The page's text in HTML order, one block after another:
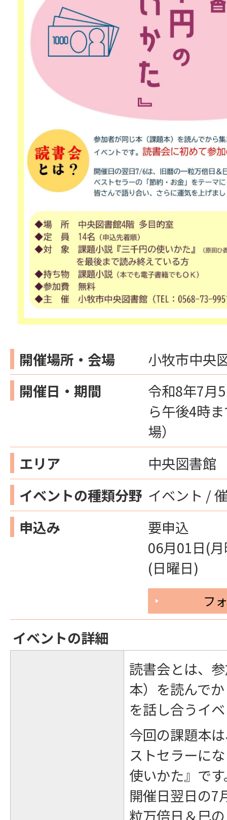
開催場所・会場
小牧市中央
開催日・期間
令和8年7月
ら午後4時
場）
エリア
中央図書館
イベントの種類分野 イベント /
申込み
要申込
06月01日(
(日曜日)
フ
イベントの詳細
読書会とは、
本）を読んで
を話し合うイ
今回の課題本
ストセラーに
使いかた』で
開催日翌日の7
粒万倍日＆巳